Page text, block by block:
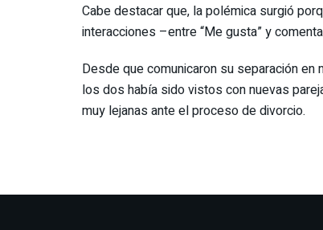
Cabe destacar que, la polémica surgió
interacciones –entre “Me gusta” y
Desde que comunicaron su separación en
los dos había sido vistos con nuevas
muy lejanas ante el proceso de divorcio.